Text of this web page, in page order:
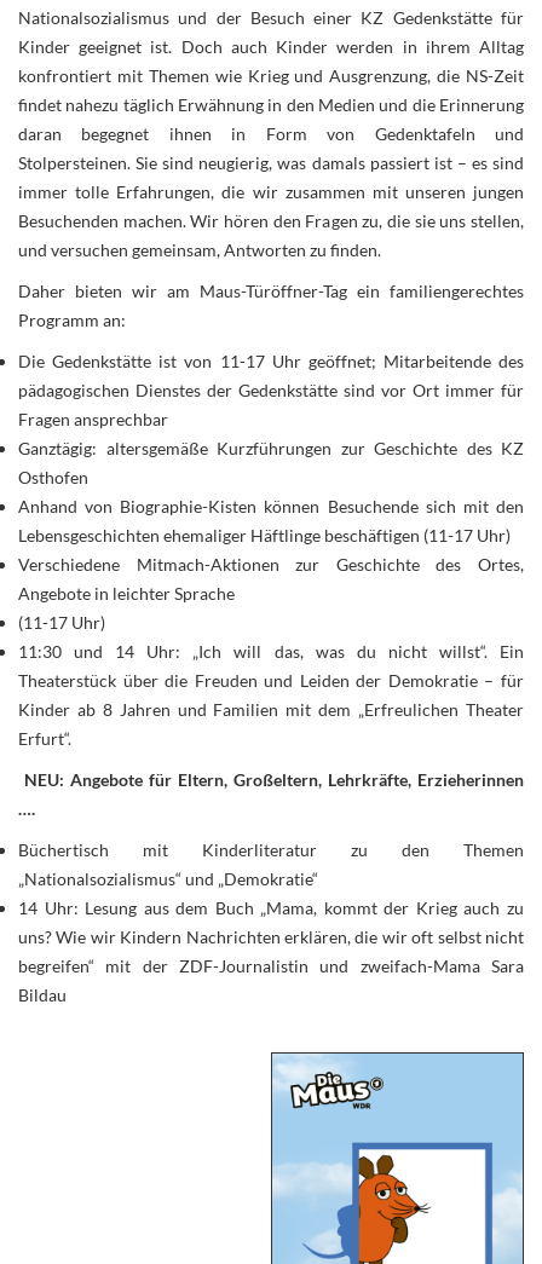
Nationalsozialismus und der Besuch einer KZ Gedenkstätte für
Kinder geeignet ist. Doch auch Kinder werden in ihrem Alltag
konfrontiert mit Themen wie Krieg und Ausgrenzung, die NS-Zeit
findet nahezu täglich Erwähnung in den Medien und die Erinnerung
daran begegnet ihnen in Form von Gedenktafeln und
Stolpersteinen. Sie sind neugierig, was damals passiert ist – es sind
immer tolle Erfahrungen, die wir zusammen mit unseren jungen
Besuchenden machen. Wir hören den Fragen zu, die sie uns stellen,
und versuchen gemeinsam, Antworten zu finden.
Daher bieten wir am Maus-Türöffner-Tag ein familiengerechtes
Programm an:
Die Gedenkstätte ist von 11-17 Uhr geöffnet; Mitarbeitende des
pädagogischen Dienstes der Gedenkstätte sind vor Ort immer für
Fragen ansprechbar
Ganztägig: altersgemäße Kurzführungen zur Geschichte des KZ
Osthofen
Anhand von Biographie-Kisten können Besuchende sich mit den
Lebensgeschichten ehemaliger Häftlinge beschäftigen (11-17 Uhr)
Verschiedene Mitmach-Aktionen zur Geschichte des Ortes,
Angebote in leichter Sprache
(11-17 Uhr)
11:30 und 14 Uhr: „Ich will das, was du nicht willst“. Ein
Theaterstück über die Freuden und Leiden der Demokratie – für
Kinder ab 8 Jahren und Familien mit dem „Erfreulichen Theater
Erfurt“.
NEU: Angebote für Eltern, Großeltern, Lehrkräfte, Erzieherinnen
….
Büchertisch mit Kinderliteratur zu den Themen
„Nationalsozialismus“ und „Demokratie“
14 Uhr: Lesung aus dem Buch „Mama, kommt der Krieg auch zu
uns? Wie wir Kindern Nachrichten erklären, die wir oft selbst nicht
begreifen“ mit der ZDF-Journalistin und zweifach-Mama Sara
Bildau